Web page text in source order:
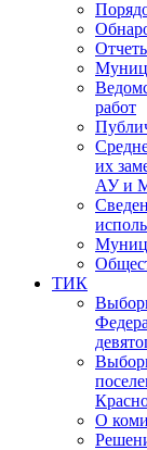
работ
их
АУ и
ТИК
О